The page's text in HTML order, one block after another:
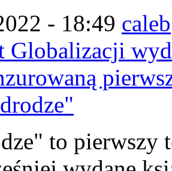
- 18:49 caleb
Globalizacji
to pierwszy